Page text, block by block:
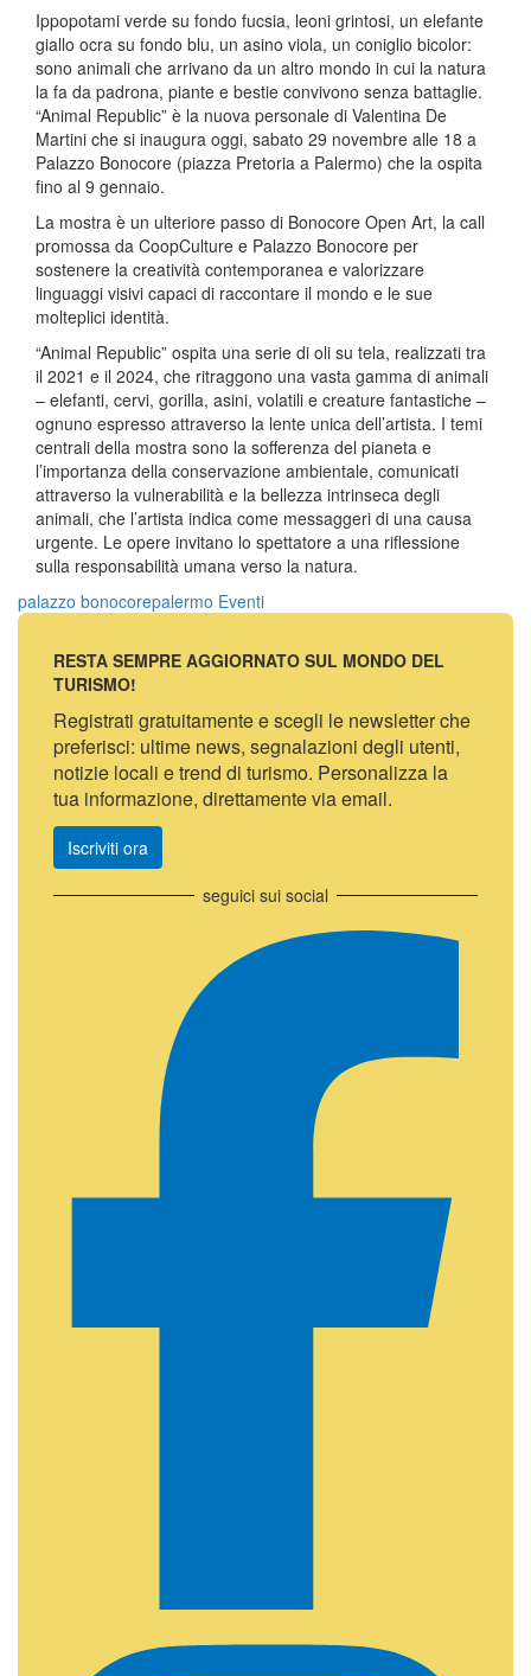
Ippopotami verde su fondo fucsia, leoni grintosi, un elefante
giallo ocra su fondo blu, un asino viola, un coniglio bicolor:
sono animali che arrivano da un altro mondo in cui la natura
la fa da padrona, piante e bestie convivono senza battaglie.
“Animal Republic” è la nuova personale di Valentina De
Martini che si inaugura oggi, sabato 29 novembre alle 18 a
Palazzo Bonocore (piazza Pretoria a Palermo) che la ospita
fino al 9 gennaio.
La mostra è un ulteriore passo di Bonocore Open Art, la call
promossa da CoopCulture e Palazzo Bonocore per
sostenere la creatività contemporanea e valorizzare
linguaggi visivi capaci di raccontare il mondo e le sue
molteplici identità.
“Animal Republic” ospita una serie di oli su tela, realizzati tra
il 2021 e il 2024, che ritraggono una vasta gamma di animali
– elefanti, cervi, gorilla, asini, volatili e creature fantastiche –
ognuno espresso attraverso la lente unica dell’artista. I temi
centrali della mostra sono la sofferenza del pianeta e
l’importanza della conservazione ambientale, comunicati
attraverso la vulnerabilità e la bellezza intrinseca degli
animali, che l’artista indica come messaggeri di una causa
urgente. Le opere invitano lo spettatore a una riflessione
sulla responsabilità umana verso la natura.
palazzo bonocorepalermo Eventi
RESTA SEMPRE AGGIORNATO SUL MONDO DEL
TURISMO!
Registrati gratuitamente e scegli le newsletter che
preferisci: ultime news, segnalazioni degli utenti,
notizie locali e trend di turismo. Personalizza la
tua informazione, direttamente via email.
Iscriviti ora
seguici sui social